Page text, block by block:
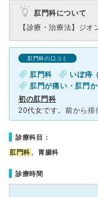
肛門科について
【診療・治療法】 ジオ
肛門科の口コミ
肛門科
いぼ痔
肛門が痛い・肛門
初の肛門科
診療科目：
肛門科 、胃腸科
診療時間